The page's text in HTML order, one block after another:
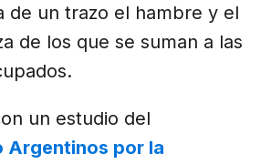
de un trazo el hambre y el
de los que se suman a las
un estudio del
Argentinos por la